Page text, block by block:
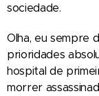
sociedade.
Olha, eu sempre
prioridades
hospital de
morrer